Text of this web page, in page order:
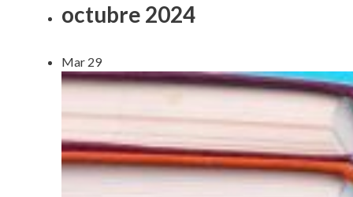
octubre 2024
Mar 29